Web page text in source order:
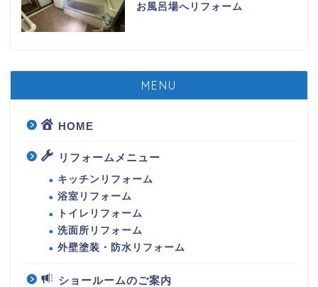
お風呂場へリフォーム
MENU
HOME
リフォームメニュー
キッチンリフォーム
浴室リフォーム
トイレリフォーム
洗面所リフォーム
外壁塗装・防水リフォーム
ショールームのご案内